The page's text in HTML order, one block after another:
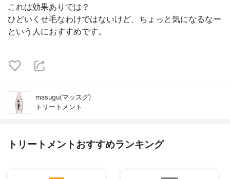
これは効果ありでは？
ひどいくせ毛なわけではないけど、ちょっと気になるなー
という人におすすめです。
masugu(マッスグ)
トリートメント
トリートメントおすすめランキング